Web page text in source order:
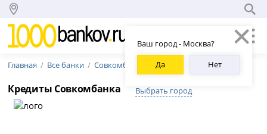
Ваш город - Москва?
Да
Нет
Главная Все банки Совкомбанк
Кредиты Совкомбанка Выбрать город